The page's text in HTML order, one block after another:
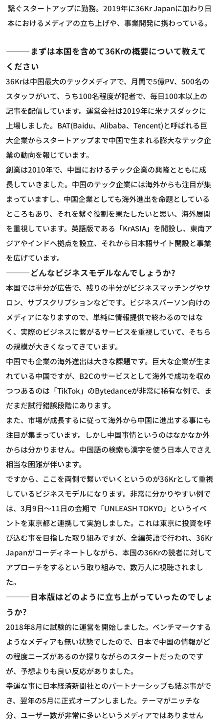
繋ぐスタートアップに勤務。2019年に36Kr Japanに加わり日
本におけるメディアの立ち上げや、事業開発に携わっている。
―――まずは本国を含めて36Krの概要について教えて
ください
36Krは中国最大のテックメディアで、月間で5億PV、500名の
スタッフがいて、うち100名程度が記者で、毎日100本以上の
記事を配信しています。運営会社は2019年に米ナスダックに
上場しました。BAT(Baidu、Alibaba、Tencent)と呼ばれる巨
大企業からスタートアップまで中国で生まれる膨大なテック企
業の動向を報じています。
創業は2010年で、中国におけるテック企業の興隆とともに成
長していきました。中国のテック企業には海外からも注目が集
まっていますし、中国企業としても海外進出を命題としている
ところもあり、それを繋ぐ役割を果たしたいと思い、海外展開
を重視しています。英語版である「KrASIA」を開設し、東南ア
ジアやインドへ拠点を設立、それから日本語サイト開設と事業
を広げています。
―――どんなビジネスモデルなんでしょうか?
本国では半分が広告で、残りの半分がビジネスマッチングやサ
ロン、サブスクリプションなどです。ビジネスパーソン向けの
メディアになりますので、単純に情報提供で終わるのではな
く、実際のビジネスに繋がるサービスを重視していて、そちら
の規模が大きくなってきています。
中国でも企業の海外進出は大きな課題です。巨大な企業が生ま
れている中国ですが、B2Cのサービスとして海外で成功を収め
つつあるのは「TikTok」のBytedanceが非常に稀有な例で、ま
だまだ試行錯誤段階にあります。
また、市場が成長するに従って海外から中国に進出する事にも
注目が集まっています。しかし中国事情というのはなかなか外
からは分かりません。中国語の検索も漢字を使う日本人でさえ
相当な困難が伴います。
ですから、ここを両側で繋いでいくというのが36Krとして重視
しているビジネスモデルになります。非常に分かりやすい例で
は、3月9日～11日の会期で「UNLEASH TOKYO」というイベ
ントを東京都と連携して実施しました。これは東京に投資を呼
び込む事を目指した取り組みですが、全編英語で行われ、36Kr
Japanがコーディネートしながら、本国の36Krの読者に対して
アプローチをするという取り組みで、数万人に視聴されまし
た。
―――日本版はどのように立ち上がっていったのでしょ
うか?
2018年8月に試験的に運営を開始しました。ベンチマークする
ようなメディアも無い状態でしたので、日本で中国の情報がど
の程度ニーズがあるのか探りながらのスタートだったのです
が、予想よりも良い反応がありました。
幸運な事に日本経済新聞社とのパートナーシップも結ぶ事がで
き、翌年の5月に正式オープンしました。テーマがニッチな
分、ユーザー数が非常に多いというメディアではありません